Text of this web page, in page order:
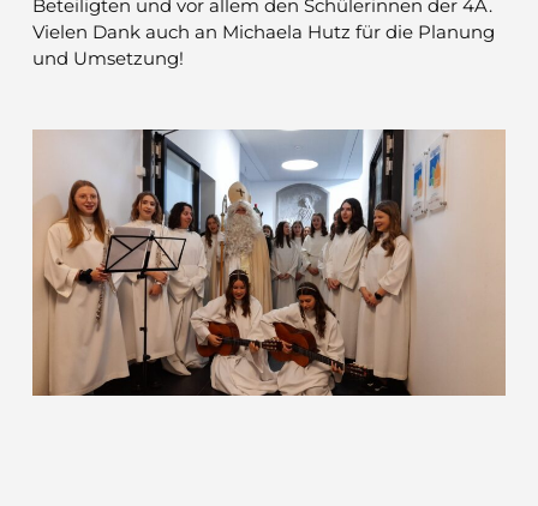
Beteiligten und vor allem den Schülerinnen der 4A.
Vielen Dank auch an Michaela Hutz für die Planung
und Umsetzung!